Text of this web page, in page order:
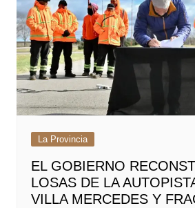
La Provincia
EL GOBIERNO
LOSAS DE LA
VILLA MERCEDES Y